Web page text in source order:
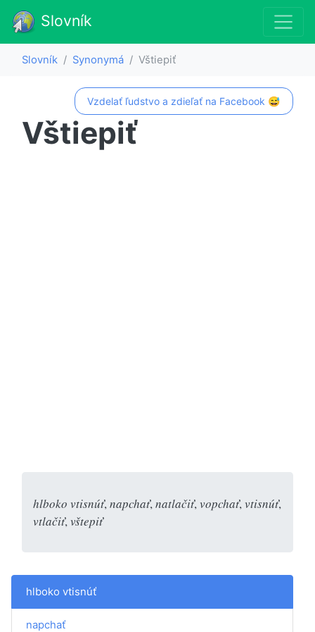
Slovník
Slovník Synonymá Vštiepiť
Vzdelať ľudstvo a zdieľať na Facebook 😅
Vštiepiť
hlboko vtisnúť, napchať, natlačiť, vopchať, vtisnúť,
vtlačiť, vštepiť
hlboko vtisnúť
napchať